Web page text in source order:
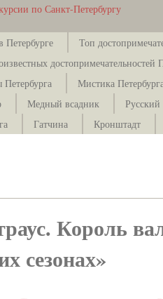
по Санкт-Петербургу
Петербурге
Топ
достопримечательностей
Мистика
Медный всадник
Гатчина Кронштадт
Король
сезонах»